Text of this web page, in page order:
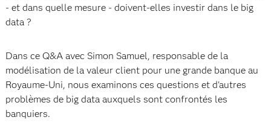
- et dans quelle mesure - doivent-elles investir dans le big
data ?
Dans ce Q&A avec Simon Samuel, responsable de la
modélisation de la valeur client pour une grande banque au
Royaume-Uni, nous examinons ces questions et d'autres
problèmes de big data auxquels sont confrontés les
banquiers.